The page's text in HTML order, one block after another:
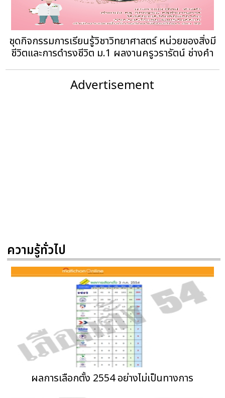
ชุดกิจกรรมการเรียนรู้วิชาวิทยาศาสตร์ หน่วยของสิ่งมี
ชีวิตและการดำรงชีวิต ม.1 ผลงานครูวรารัตน์ ช่างคำ
Advertisement
ความรู้ทั่วไป
ผลการเลือกตั้ง 2554 อย่างไม่เป็นทางการ